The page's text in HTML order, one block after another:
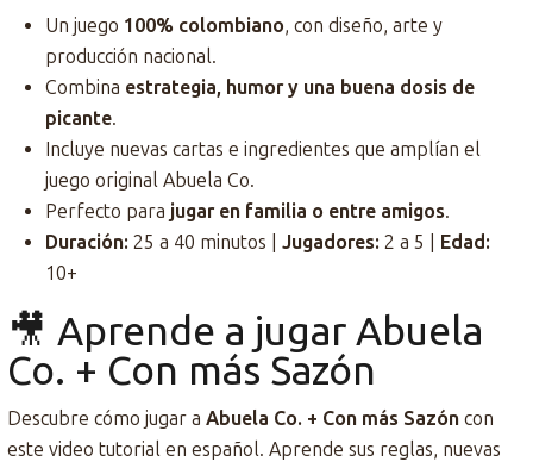
Un juego 100% colombiano, con diseño, arte y
producción nacional.
Combina estrategia, humor y una buena dosis de
picante.
Incluye nuevas cartas e ingredientes que amplían el
juego original Abuela Co.
Perfecto para jugar en familia o entre amigos.
Duración: 25 a 40 minutos | Jugadores: 2 a 5 | Edad:
10+
🎥 Aprende a jugar Abuela
Co. + Con más Sazón
Descubre cómo jugar a Abuela Co. + Con más Sazón con
este video tutorial en español. Aprende sus reglas, nuevas